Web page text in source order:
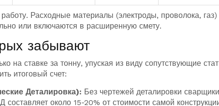
Расходные материалы (электроды, проволока, газ)
или включаются в расширенную смету.
забывают
на ставке за тонну, упуская из виду сопутствующие
итоговый счет:
Деталировка): Без чертежей деталировки
составляет около 15-20% от стоимости самой